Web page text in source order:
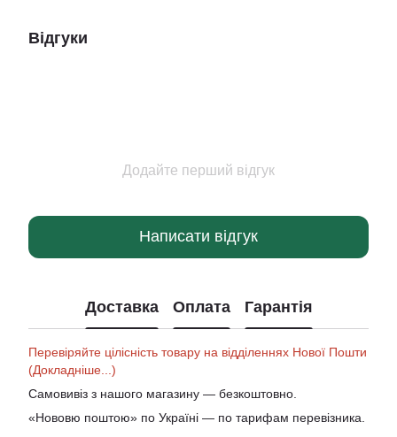
Відгуки
Додайте перший відгук
Написати відгук
Доставка Оплата Гарантія
Перевіряйте цілісність товару на відділеннях Нової Пошти
(Докладніше...)
Самовивіз з нашого магазину — безкоштовно.
«Нововю поштою» по Україні — по тарифам перевізника.